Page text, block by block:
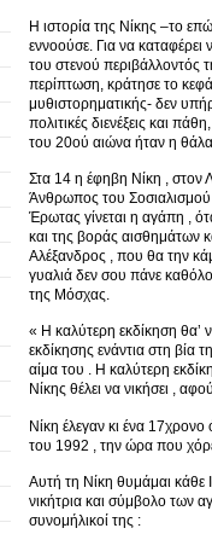
Η ιστορία της Νίκης –το
εννοούσε. Για να
του στενού περιβάλλοντός
περίπτωση, κράτησε το
μυθιστορηματικής- δεν
πολιτικές διενέξεις και
του 20ού αιώνα ήταν η
Στα 14 η έφηβη Νίκη , στον
Άνθρωπος του Σοσιαλισμού
Έρωτας γίνεται η αγάπη ,
και της βοράς αισθημάτων
Αλέξανδρος , που θα την
γυαλιά δεν σου πάνε
της Μόσχας.
« Η καλύτερη εκδίκηση θα’
εκδίκησης ενάντια στη
αίμα του . Η καλύτερη
Νίκης θέλει να νικήσει ,
Νίκη έλεγαν κι ένα
του 1992 , την ώρα που
Αυτή τη Νίκη θυμάμαι κάθε
νικήτρια και σύμβολο των
συνομήλικοί της :